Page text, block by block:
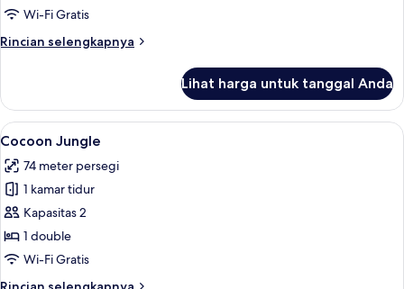
Wi-Fi Gratis
Rincian selengkapnya
Rincian
Ulin
Poolside
Lihat harga untuk tanggal Anda
Lihat
semua
foto
untuk
Cocoon
Jungle
Cocoon Jungle | Seprai premium, isi
14
Cocoon Jungle
74 meter persegi
1 kamar tidur
Kapasitas 2
1 double
Wi-Fi Gratis
Rincian